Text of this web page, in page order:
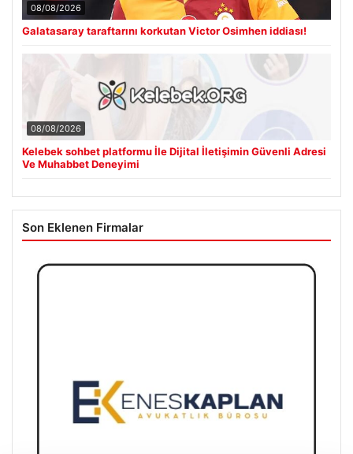
08/08/2026
Galatasaray taraftarını korkutan Victor Osimhen iddiası!
08/08/2026
Kelebek sohbet platformu İle Dijital İletişimin Güvenli Adresi
Ve Muhabbet Deneyimi
Son Eklenen Firmalar